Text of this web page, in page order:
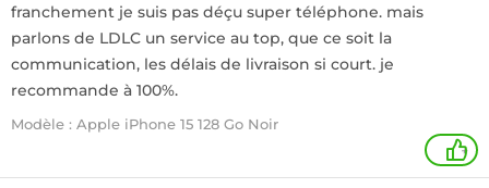
franchement je suis pas déçu super téléphone. mais
parlons de LDLC un service au top, que ce soit la
communication, les délais de livraison si court. je
recommande à 100%.
Modèle : Apple iPhone 15 128 Go Noir
+